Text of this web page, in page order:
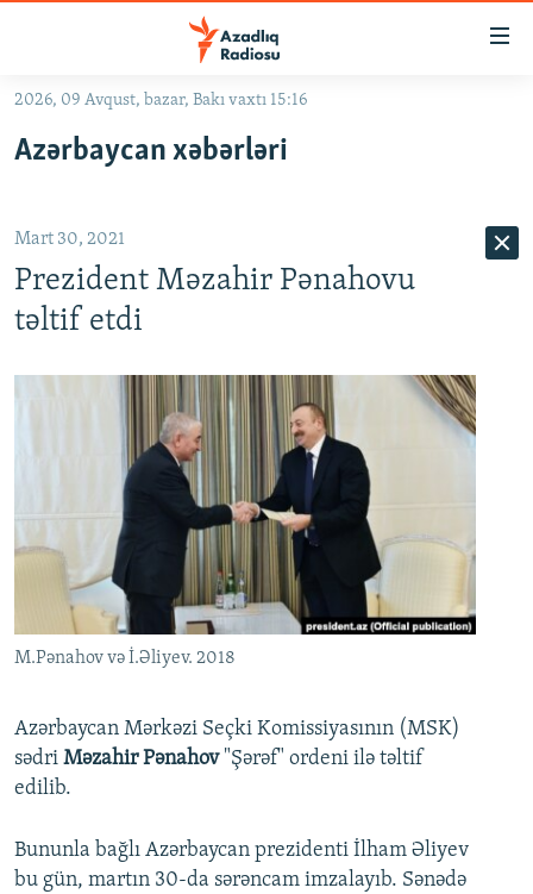
Əsas
qayıt
qayıt
Axtarışa
MULTIMEDIA
FOTOQALEREYA
İNFOQRAFIKA
KARIKATURA
RADIO ARXIV
OXU ZALI
AZƏRBAYCAN ƏDƏBIYYATI KITABXANASI
İSLAM VƏ DEMOKRATIYA
HAQQIMIZDA
MISSIYAMIZ
PEŞƏ ETIKASI VƏ JURNALISTIKA STANDARTLARIMIZ
BIZIMLƏ ƏLAQƏ
XƏBƏR BÜLLETENLƏRIMIZ
BIZI IZLƏ
2026, 09 Avqust, bazar, Bakı vaxtı 15:16
Azərbaycan xəbərləri
Mart 30, 2021
Prezident Məzahir Pənahovu
təltif etdi
M.Pənahov və İ.Əliyev. 2018
Azərbaycan Mərkəzi Seçki Komissiyasının (MSK)
sədri Məzahir Pənahov"Şərəf" ordeni ilə təltif
edilib.
Bununla bağlı Azərbaycan prezidenti İlham Əliyev
bu gün, martın 30-da sərəncam imzalayıb. Sənədə